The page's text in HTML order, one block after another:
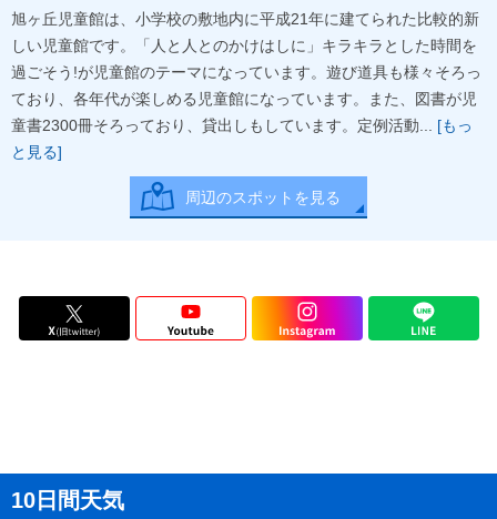
旭ヶ丘児童館は、小学校の敷地内に平成21年に建てられた比較的新
しい児童館です。「人と人とのかけはしに」キラキラとした時間を
過ごそう!が児童館のテーマになっています。遊び道具も様々そろっ
ており、各年代が楽しめる児童館になっています。また、図書が児
童書2300冊そろっており、貸出しもしています。定例活動... [もっ
と見る]
周辺のスポットを見る
10日間天気